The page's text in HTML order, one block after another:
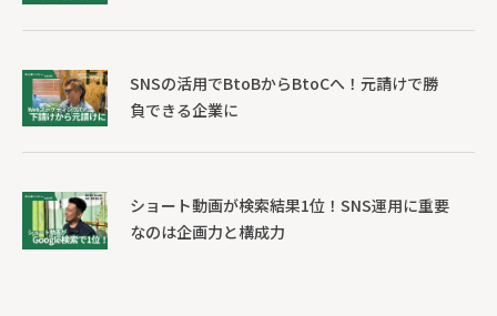
SNSの活用でBtoBからBtoCへ！元請けで勝
負できる企業に
ショート動画が検索結果1位！SNS運用に重要
なのは企画力と構成力